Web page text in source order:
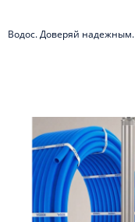
Водос. Доверяй надежным.